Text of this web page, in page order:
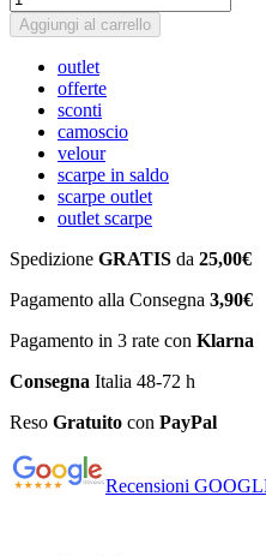
Aggiungi al carrello
outlet
offerte
sconti
camoscio
velour
scarpe in saldo
scarpe outlet
outlet scarpe
Spedizione GRATIS da 25,00€
Pagamento alla Consegna 3,90€
Pagamento in 3 rate con Klarna
Consegna Italia 48-72 h
Reso Gratuito con PayPal
Recensioni